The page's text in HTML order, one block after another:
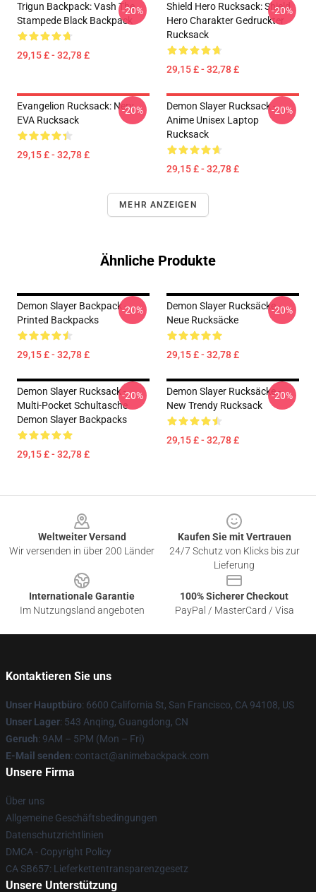
Trigun Backpack: Vash The
Stampede Black Backpack
29,15 £ - 32,78 £
-20%
Shield Hero Rucksack: Shield
Hero Charakter Gedruckter
Rucksack
29,15 £ - 32,78 £
-20%
Evangelion Rucksack: Nerv
EVA Rucksack
29,15 £ - 32,78 £
-20%
Demon Slayer Rucksack -
Anime Unisex Laptop
Rucksack
29,15 £ - 32,78 £
-20%
MEHR ANZEIGEN
Ähnliche Produkte
Demon Slayer Backpack -
Printed Backpacks
29,15 £ - 32,78 £
-20%
Demon Slayer Rucksäcke -
Neue Rucksäcke
29,15 £ - 32,78 £
-20%
Demon Slayer Rucksack -
Multi-Pocket Schultasche
Demon Slayer Backpacks
29,15 £ - 32,78 £
-20%
Demon Slayer Rucksäcke -
New Trendy Rucksack
29,15 £ - 32,78 £
-20%
Weltweiter Versand
Wir versenden in über 200 Länder
Kaufen Sie mit Vertrauen
24/7 Schutz von Klicks bis zur
Lieferung
Internationale Garantie
Im Nutzungsland angeboten
100% Sicherer Checkout
PayPal / MasterCard / Visa
Kontaktieren Sie uns
Unser Hauptbüro: 6600 California St, San Francisco, CA 94108, US
Unser Lager: 543 Anqing, Guangdong, CN
Geruch: 9AM – 5PM (Mon – Fri)
E-Mail senden: contact@animebackpack.com
Unsere Firma
Über uns
Allgemeine Geschäftsbedingungen
Datenschutzrichtlinien
DMCA - Copyright Policy
CA SB657: Lieferkettentransparenzgesetz
Unsere Unterstützung